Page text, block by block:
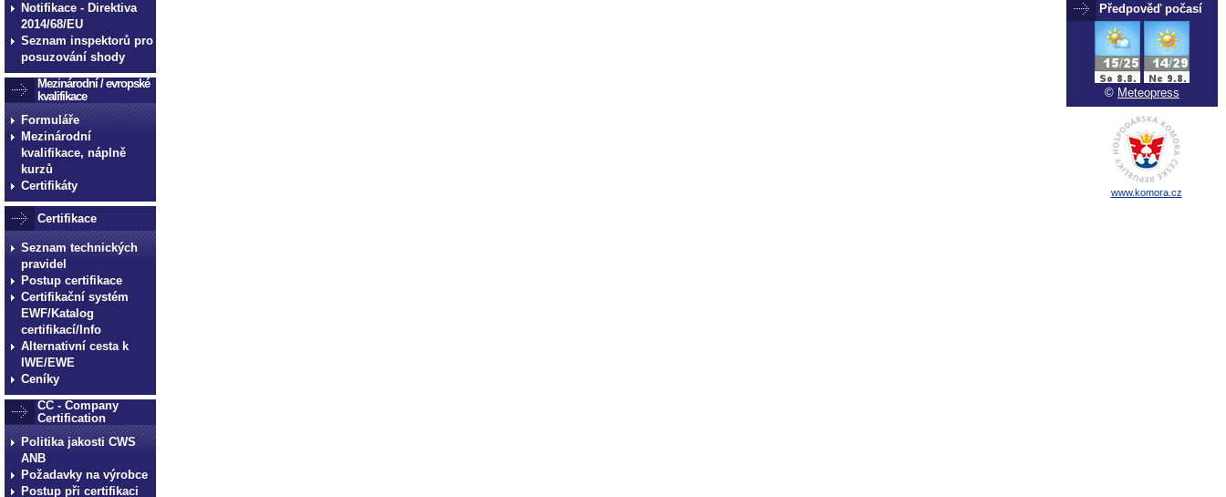
Notifikace - Direktiva
2014/68/EU
Seznam inspektorů pro
posuzování shody
Mezinárodní / evropské
kvalifikace
Formuláře
Mezinárodní
kvalifikace, náplně
kurzů
Certifikáty
Certifikace
Seznam technických
pravidel
Postup certifikace
Certifikační systém
EWF/Katalog
certifikací/Info
Alternativní cesta k
IWE/EWE
Ceníky
CC - Company
Certification
Politika jakosti CWS
ANB
Požadavky na výrobce
Postup při certifikaci
Předpověď počasí
© Meteopress
www.komora.cz